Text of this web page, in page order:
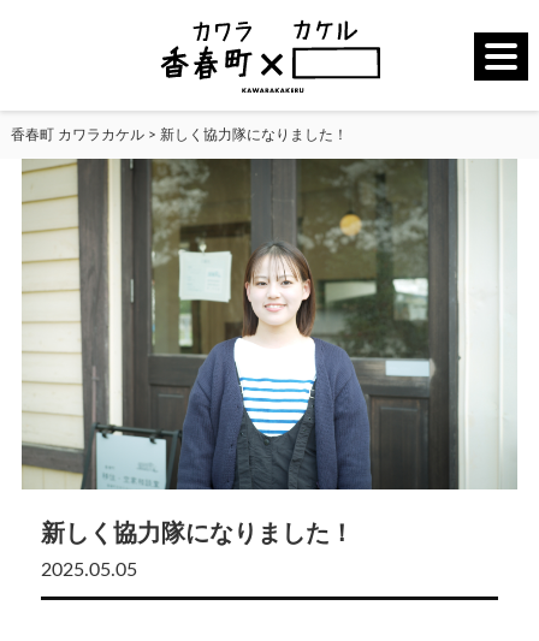
香春町 カワラカケル> 新しく協力隊になりました！
新しく協力隊になりました！
2025.05.05